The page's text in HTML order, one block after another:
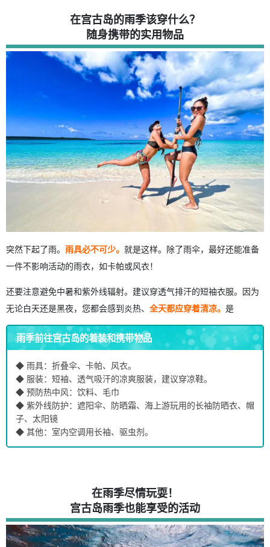
在宫古岛的雨季该穿什么？
随身携带的实用物品
突然下起了雨。 雨具必不可少。 就是这样。除了雨伞，最好还能准备
一件不影响活动的雨衣，如卡帕或风衣！
还要注意避免中暑和紫外线辐射。建议穿透气排汗的短袖衣服。因为
无论白天还是黑夜，您都会感到炎热、 全天都应穿着清凉。 是
雨季前往宫古岛的着装和携带物品
◆ 雨具：折叠伞、卡帕、风衣。
◆ 服装：短袖、透气吸汗的凉爽服装，建议穿凉鞋。
◆ 预防热中风：饮料、毛巾
◆ 紫外线防护：遮阳伞、防晒霜、海上游玩用的长袖防晒衣、帽
子、太阳镜
◆ 其他：室内空调用长袖、驱虫剂。
在雨季尽情玩耍！
宫古岛雨季也能享受的活动